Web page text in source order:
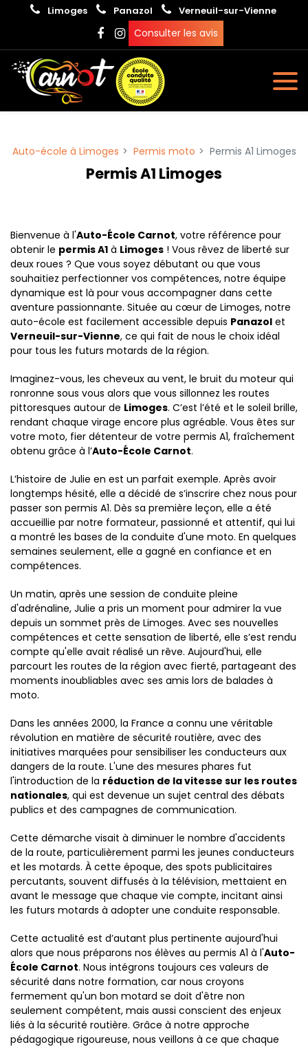
Limoges Panazol Verneuil-sur-Vienne
Consulter les avis
Auto-école à Limoges Permis moto Permis A1 Limoges
Permis A1 Limoges
Bienvenue à l'Auto-École Carnot, votre référence pour
obtenir le permis A1 à Limoges ! Vous rêvez de liberté sur
deux roues ? Que vous soyez débutant ou que vous
souhaitiez perfectionner vos compétences, notre équipe
dynamique est là pour vous accompagner dans cette
aventure passionnante. Située au cœur de Limoges, notre
auto-école est facilement accessible depuis Panazol et
Verneuil-sur-Vienne, ce qui fait de nous le choix idéal
pour tous les futurs motards de la région.
Imaginez-vous, les cheveux au vent, le bruit du moteur qui
ronronne sous vous alors que vous sillonnez les routes
pittoresques autour de Limoges. C’est l’été et le soleil brille,
rendant chaque virage encore plus agréable. Vous êtes sur
votre moto, fier détenteur de votre permis A1, fraîchement
obtenu grâce à l’Auto-École Carnot.
L’histoire de Julie en est un parfait exemple. Après avoir
longtemps hésité, elle a décidé de s’inscrire chez nous pour
passer son permis A1. Dès sa première leçon, elle a été
accueillie par notre formateur, passionné et attentif, qui lui
a montré les bases de la conduite d'une moto. En quelques
semaines seulement, elle a gagné en confiance et en
compétences.
Un matin, après une session de conduite pleine
d'adrénaline, Julie a pris un moment pour admirer la vue
depuis un sommet près de Limoges. Avec ses nouvelles
compétences et cette sensation de liberté, elle s’est rendu
compte qu'elle avait réalisé un rêve. Aujourd'hui, elle
parcourt les routes de la région avec fierté, partageant des
moments inoubliables avec ses amis lors de balades à
moto.
Dans les années 2000, la France a connu une véritable
révolution en matière de sécurité routière, avec des
initiatives marquées pour sensibiliser les conducteurs aux
dangers de la route. L'une des mesures phares fut
l'introduction de la réduction de la vitesse sur les routes
nationales, qui est devenue un sujet central des débats
publics et des campagnes de communication.
Cette démarche visait à diminuer le nombre d'accidents
de la route, particulièrement parmi les jeunes conducteurs
et les motards. À cette époque, des spots publicitaires
percutants, souvent diffusés à la télévision, mettaient en
avant le message que chaque vie compte, incitant ainsi
les futurs motards à adopter une conduite responsable.
Cette actualité est d’autant plus pertinente aujourd'hui
alors que nous préparons nos élèves au permis A1 à l'Auto-
École Carnot. Nous intégrons toujours ces valeurs de
sécurité dans notre formation, car nous croyons
fermement qu'un bon motard se doit d'être non
seulement compétent, mais aussi conscient des enjeux
liés à la sécurité routière. Grâce à notre approche
pédagogique rigoureuse, nous veillons à ce que chaque
Panneau de gestion des cookies